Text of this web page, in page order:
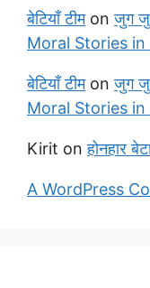
बेटियाँ टीमonजुग
Moral Stories in
बेटियाँ टीमonजुग
Moral Stories in
Kirit onहोनहार
A WordPress